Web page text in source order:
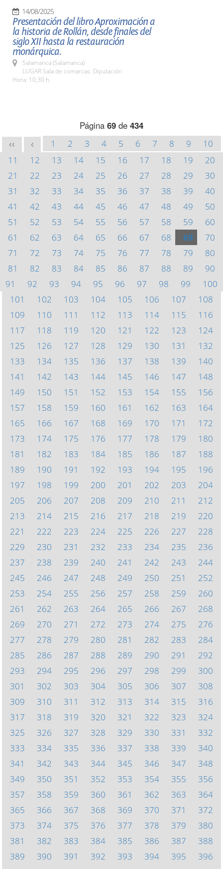
14/08/2025
Presentación del libro Aproximación a
la historia de Rollán, desde finales del
siglo XII hasta la restauración
monárquica.
Salamanca (Salamanca)
LUGAR Sala de comarcas. Diputación
Hora: 10,30 h.
Página 69 de 434
<< < 1 2 3 4 5 6 7 8 9
10
11
12 13 14 15 16 17 18 19
20
21
22 23 24 25 26 27 28 29
30
31
32 33 34 35 36 37 38 39
40
41
42 43 44 45 46 47 48 49
50
51
52 53 54 55 56 57 58 59
60
61
62 63 64 65 66 67 68 69
70
71
72 73 74 75 76 77 78 79
80
81
82 83 84 85 86 87 88 89
90
91
92 93 94 95 96 97 98 99
100
101
102 103 104 105 106 107
108
109
110 111 112 113 114 115
116
117
118 119 120 121 122 123
124
125
126 127 128 129 130 131
132
133
134 135 136 137 138 139
140
141
142 143 144 145 146 147
148
149
150 151 152 153 154 155
156
157
158 159 160 161 162 163
164
165
166 167 168 169 170 171
172
173
174 175 176 177 178 179
180
181
182 183 184 185 186 187
188
189
190 191 192 193 194 195
196
197
198 199 200 201 202 203
204
205
206 207 208 209 210 211
212
213
214 215 216 217 218 219
220
221
222 223 224 225 226 227
228
229
230 231 232 233 234 235
236
237
238 239 240 241 242 243
244
245
246 247 248 249 250 251
252
253
254 255 256 257 258 259
260
261
262 263 264 265 266 267
268
269
270 271 272 273 274 275
276
277
278 279 280 281 282 283
284
285
286 287 288 289 290 291
292
293
294 295 296 297 298 299
300
301
302 303 304 305 306 307
308
309
310 311 312 313 314 315
316
317
318 319 320 321 322 323
324
325
326 327 328 329 330 331
332
333
334 335 336 337 338 339
340
341
342 343 344 345 346 347
348
349
350 351 352 353 354 355
356
357
358 359 360 361 362 363
364
365
366 367 368 369 370 371
372
373
374 375 376 377 378 379
380
381
382 383 384 385 386 387
388
389
390 391 392 393 394 395
396